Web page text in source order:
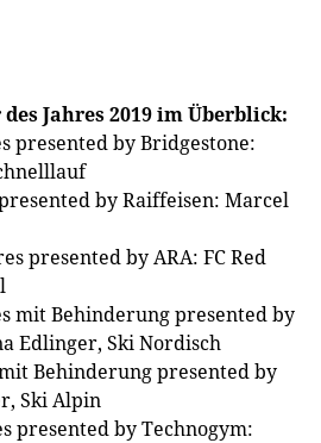
Jahres 2019 im Überblick:
presented by Bridgestone:
by Raiffeisen: Marcel
presented by ARA: FC Red
mit Behinderung presented by
Edlinger, Ski Nordisch
Behinderung presented by
Ski Alpin
presented by Technogym: